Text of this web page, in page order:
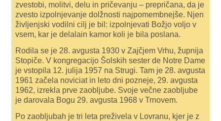
zvestobi, molitvi, delu in pričevanju – prepričana, da je
zvesto izpolnjevanje dolžnosti najpomembnejše. Njen
življenjski vodilni cilj je bil: izpolnjevati Božjo voljo v
vsem, kar je delalain kamor koli je bila poslana.
Rodila se je 28. avgusta 1930 v Zajčjem Vrhu, župnija
Stopiče. V kongregacijo Šolskih sester de Notre Dame
je vstopila 12. julija 1957 na Strugi. Tam je 28. avgusta
1961 začela noviciat in leto dni pozneje, 29. avgusta
1962, izrekla prve zaobljube. Svoje večne zaobljube
je darovala Bogu 29. avgusta 1968 v Trnovem.
Po zaobljubah je tri leta preživela v Lovranu, kjer je z